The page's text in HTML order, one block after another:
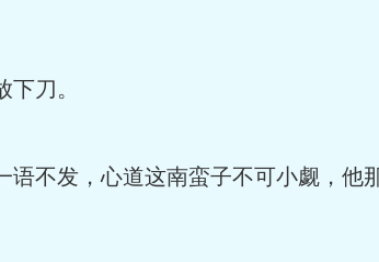
刀。
不发，心道这南蛮子不可小觑，他